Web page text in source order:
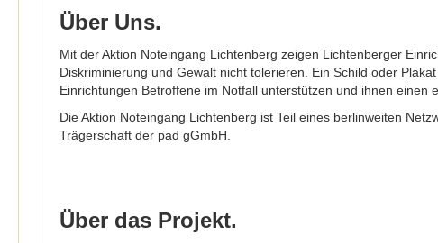
Über Uns.
Mit der Aktion Noteingang Lichtenberg zeigen Lichtenberger
Diskriminierung und Gewalt nicht tolerieren. Ein Schild oder
Einrichtungen Betroffene im Notfall unterstützen und ihnen einen
Die Aktion Noteingang Lichtenberg ist Teil eines berlinweiten
Trägerschaft der pad gGmbH.
Über das Projekt.